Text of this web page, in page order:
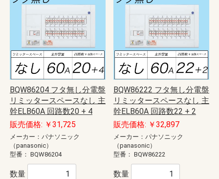
BQW86204 フタ無し分電盤
リミッタースペースなし 主
幹ELB60A 回路数20 + 4
販売価格: ￥31,725
メーカー：パナソニック
（panasonic）
型番： BQW86204
数量
BQW86222 フタ無し分電盤
リミッタースペースなし 主
幹ELB60A 回路数22 + 2
販売価格: ￥32,897
メーカー：パナソニック
（panasonic）
型番： BQW86222
数量